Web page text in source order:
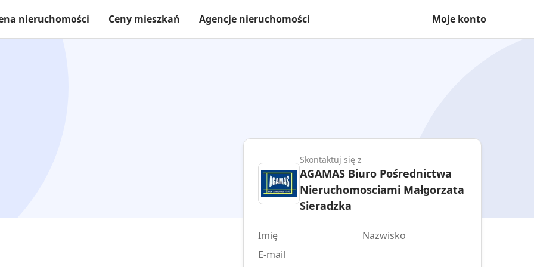
nieruchomości Ceny mieszkań Agencje nieruchomości Moje konto
Skontaktuj się z
AGAMAS Biuro Pośrednictwa
Nieruchomosciami Małgorzata
Sieradzka